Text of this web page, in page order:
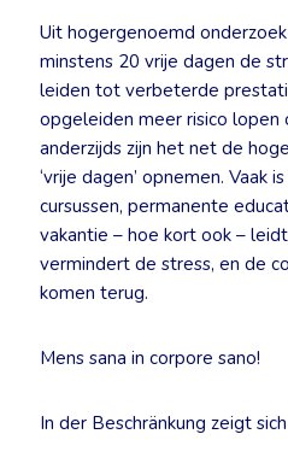
Uit hogergenoemd
minstens 20 vrije dagen de
leiden tot verbeterde
opgeleiden meer risico lopen
anderzijds zijn het net de
‘vrije dagen’ opnemen. Vaak
cursussen, permanente
vakantie – hoe kort ook –
vermindert de stress, en de
komen terug.
Mens sana in corpore sano!
In der Beschränkung zeigt